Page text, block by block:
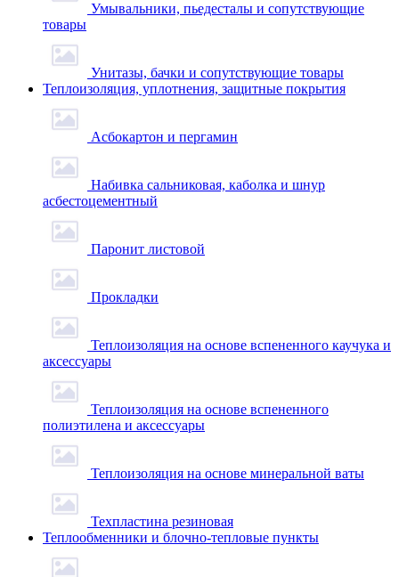
Умывальники, пьедесталы и сопутствующие
товары
Унитазы, бачки и сопутствующие товары
Теплоизоляция, уплотнения, защитные покрытия
Асбокартон и пергамин
Набивка сальниковая, каболка и шнур
асбестоцементный
Паронит листовой
Прокладки
Теплоизоляция на основе вспененного каучука и
аксессуары
Теплоизоляция на основе вспененного
полиэтилена и аксессуары
Теплоизоляция на основе минеральной ваты
Техпластина резиновая
Теплообменники и блочно-тепловые пункты